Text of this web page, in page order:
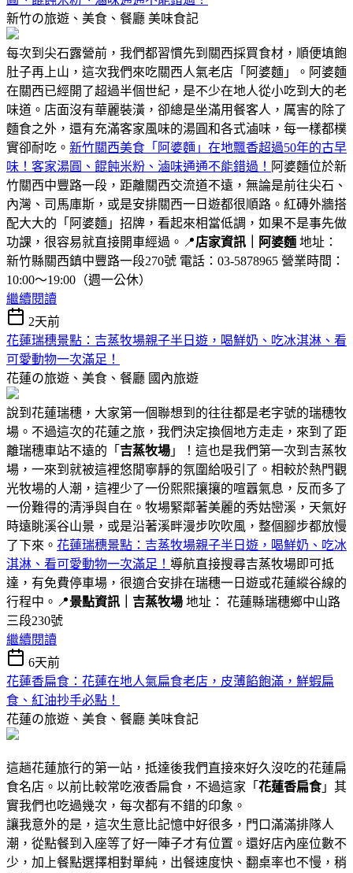
新竹の旅遊、美食、餐廳 美味食記
每次到尖石露營前，我們都習慣先到關西採買食材，順便填飽
肚子再上山，這次我們來吃關西人氣老店「阿婆麵」。阿婆麵
在關西已經開了超過半個世紀，是不少在地人從小吃到大的老
味道。店面沒有華麗裝潢，卻總是坐滿用餐客人，厲害的除了
麵食之外，還有充滿客家風味的湯圓和各式滷味，每一樣都樸
實卻耐吃。 新竹關西美食「阿婆麵」在地飄香超過50年的古早
味！客家湯圓、餛飩米粉、滷味通通不能錯過！ 阿婆麵位於新
竹關西中豐路一段，距離關西交流道不遠，無論是前往尖石、
內灣、司馬庫斯，或是安排關西一日遊都很順路。紅磚外牆搭
配大大的「阿婆麵」招牌，看起來相當低調，如果不是事先做
功課，很容易就直接開車經過。📍店家資訊｜阿婆麵 地址：
新竹縣關西鎮中豐路一段270號 電話：03-5878965 營業時間：
10:00～19:00（週一公休）
繼續閱讀
2天前
花蓮瑞穗景點：吉蒸牧場親子半日遊，喝鮮奶、吃冰淇淋、看
可愛動物一次滿足！
花蓮の旅遊、美食、餐廳 國內旅遊
說到花蓮瑞穗，大家第一個聯想到的往往都是老字號的瑞穗牧
場。不過這次的花蓮之旅，我們決定換個地方走走，來到了距
離瑞穗車站不遠的「 吉蒸牧場 」！這也是我們第一次到吉蒸牧
場，一來到就被這裡悠閒寧靜的氛圍給吸引了。相較於熱門觀
光牧場的人潮，這裡少了一份熙熙攘攘的喧囂氣息，反而多了
一份難得的清淨與自在。牧場緊鄰著美麗的秀姑巒溪，天氣好
時遠眺溪谷山景，或是沿著溪畔漫步吹吹風，整個腳步都放慢
了下來。 花蓮瑞穗景點：吉蒸牧場親子半日遊，喝鮮奶、吃冰
淇淋、看可愛動物一次滿足！ 導航直接搜尋吉蒸牧場即可抵
達，有免費停車場，很適合安排在瑞穗一日遊或花蓮縱谷線的
行程中。📍景點資訊｜吉蒸牧場 地址： 花蓮縣瑞穗鄉中山路
三段230號
繼續閱讀
6天前
花蓮香扁食：花蓮在地人氣扁食老店，皮薄餡飽滿，鮮蝦扁
食、紅油抄手必點！
花蓮の旅遊、美食、餐廳 美味食記
這趟花蓮旅行的第一站，抵達後我們直接來好久沒吃的花蓮扁
食名店。以前比較常吃液香扁食，不過這家「 花蓮香扁食」其
實我們也吃過幾次，每次都有不錯的印象。
讓我意外的是，這次生意比記憶中好很多，門口滿滿排隊人
潮，從點餐到入座等了好一陣子才有位置。還好店內座位數不
少，加上餐點選擇相對單純，出餐速度快、翻桌率也不慢，稍